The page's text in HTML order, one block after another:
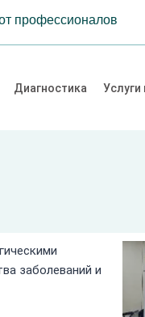
профессионалов
Диагностика Услуги
заболеваний и